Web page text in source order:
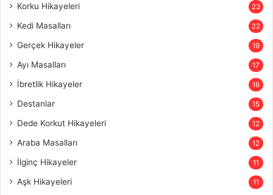
Korku Hikayeleri 23
Kedi Masalları 22
Gerçek Hikayeler 19
Ayı Masalları 17
İbretlik Hikayeler 16
Destanlar 15
Dede Korkut Hikayeleri 12
Araba Masalları 12
İlginç Hikayeler 11
Aşk Hikayeleri 11